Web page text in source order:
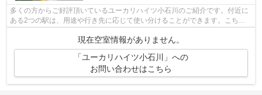
多くの方からご好評頂いているユーカリハイツ小石川のご紹介です。付近に
ある2つの駅は、用途や行き先に応じて使い分けることができます。こちら
の物件にはエレベーターが付いています...
現在空室情報がありません。
「ユーカリハイツ小石川」への
お問い合わせはこちら